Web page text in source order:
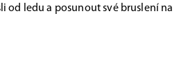
od ledu a posunout své bruslení na